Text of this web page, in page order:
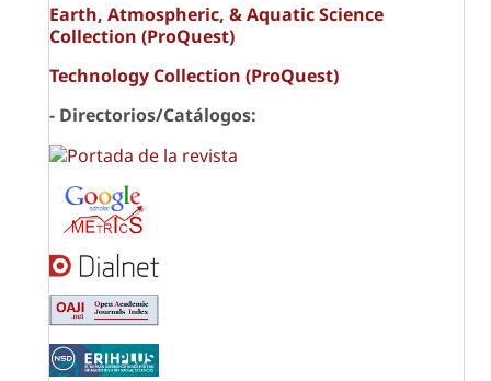
Earth, Atmospheric, & Aquatic Science
Collection (ProQuest)
Technology Collection (ProQuest)
- Directorios/Catálogos: